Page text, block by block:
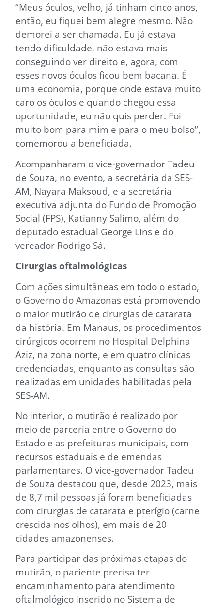
“Meus óculos, velho, já tinham cinco anos,
então, eu fiquei bem alegre mesmo. Não
demorei a ser chamada. Eu já estava
tendo dificuldade, não estava mais
conseguindo ver direito e, agora, com
esses novos óculos ficou bem bacana. É
uma economia, porque onde estava muito
caro os óculos e quando chegou essa
oportunidade, eu não quis perder. Foi
muito bom para mim e para o meu bolso”,
comemorou a beneficiada.
Acompanharam o vice-governador Tadeu
de Souza, no evento, a secretária da SES-
AM, Nayara Maksoud, e a secretária
executiva adjunta do Fundo de Promoção
Social (FPS), Katianny Salimo, além do
deputado estadual George Lins e do
vereador Rodrigo Sá.
Cirurgias oftalmológicas
Com ações simultâneas em todo o estado,
o Governo do Amazonas está promovendo
o maior mutirão de cirurgias de catarata
da história. Em Manaus, os procedimentos
cirúrgicos ocorrem no Hospital Delphina
Aziz, na zona norte, e em quatro clínicas
credenciadas, enquanto as consultas são
realizadas em unidades habilitadas pela
SES-AM.
No interior, o mutirão é realizado por
meio de parceria entre o Governo do
Estado e as prefeituras municipais, com
recursos estaduais e de emendas
parlamentares. O vice-governador Tadeu
de Souza destacou que, desde 2023, mais
de 8,7 mil pessoas já foram beneficiadas
com cirurgias de catarata e pterígio (carne
crescida nos olhos), em mais de 20
cidades amazonenses.
Para participar das próximas etapas do
mutirão, o paciente precisa ter
encaminhamento para atendimento
oftalmológico inserido no Sistema de